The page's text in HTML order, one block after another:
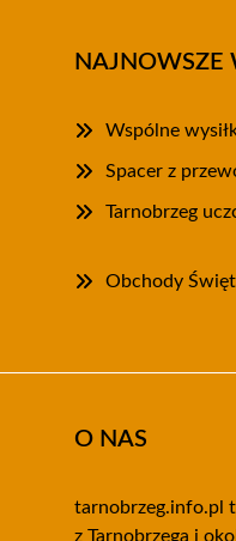
NAJNOWSZE
Wspólne
Spacer z
Tarnobrzeg
Obchody
O NAS
tarnobrzeg.info.pl
z Tarnobrzega i